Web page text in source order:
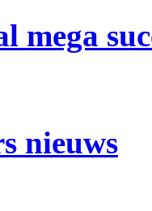
mega
nieuws